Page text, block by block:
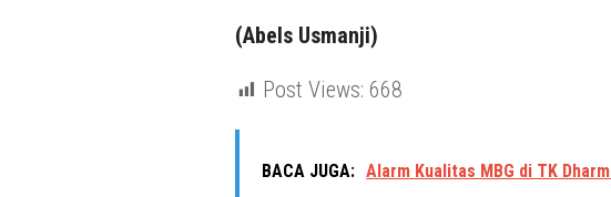
(Abels Usmanji)
Post Views: 668
BACA JUGA: Alarm Kualitas MBG di TK